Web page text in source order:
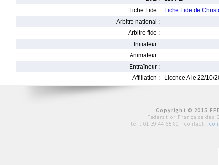
Fiche Fide :
Fiche Fide de
Arbitre national :
Arbitre fide :
Initiateur :
Animateur :
Entraîneur :
Affiliation :
Licence A le 22/10/
Copyright © 2015
Fédération Française des
tél : 01 39 44 65 80 | contact :